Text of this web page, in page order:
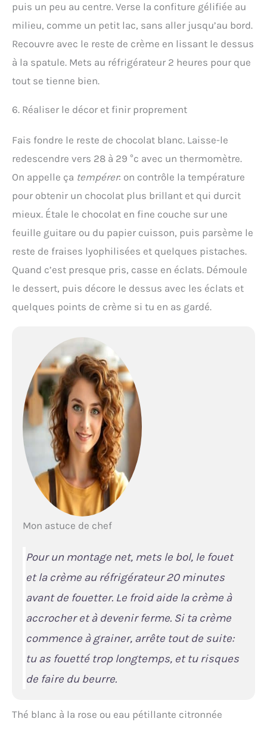
puis un peu au centre. Verse la confiture gélifiée au
milieu, comme un petit lac, sans aller jusqu’au bord.
Recouvre avec le reste de crème en lissant le dessus
à la spatule. Mets au réfrigérateur 2 heures pour que
tout se tienne bien.
6. Réaliser le décor et finir proprement
Fais fondre le reste de chocolat blanc. Laisse-le
redescendre vers 28 à 29 °c avec un thermomètre.
On appelle ça tempérer: on contrôle la température
pour obtenir un chocolat plus brillant et qui durcit
mieux. Étale le chocolat en fine couche sur une
feuille guitare ou du papier cuisson, puis parsème le
reste de fraises lyophilisées et quelques pistaches.
Quand c’est presque pris, casse en éclats. Démoule
le dessert, puis décore le dessus avec les éclats et
quelques points de crème si tu en as gardé.
Mon astuce de chef
Pour un montage net, mets le bol, le fouet
et la crème au réfrigérateur 20 minutes
avant de fouetter. Le froid aide la crème à
accrocher et à devenir ferme. Si ta crème
commence à grainer, arrête tout de suite:
tu as fouetté trop longtemps, et tu risques
de faire du beurre.
Thé blanc à la rose ou eau pétillante citronnée